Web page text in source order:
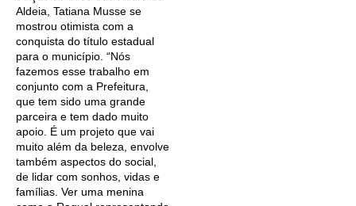
Aldeia, Tatiana Musse se
mostrou otimista com a
conquista do título estadual
para o município. “Nós
fazemos esse trabalho em
conjunto com a Prefeitura,
que tem sido uma grande
parceira e tem dado muito
apoio. É um projeto que vai
muito além da beleza, envolve
também aspectos do social,
de lidar com sonhos, vidas e
famílias. Ver uma menina